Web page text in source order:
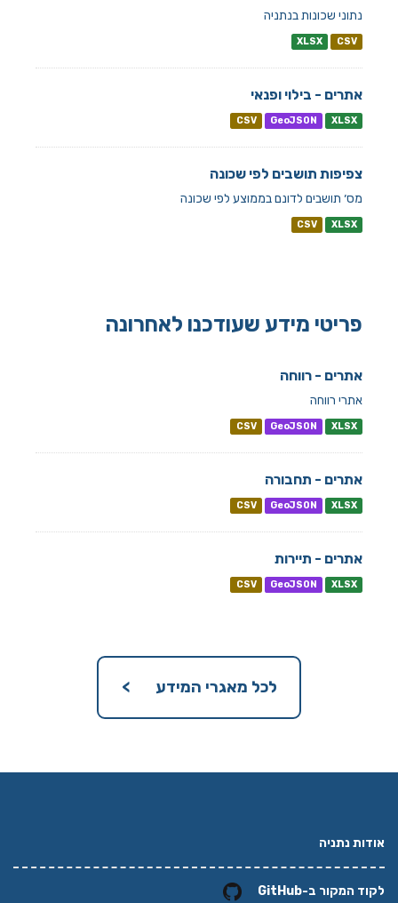
נתוני שכונות בנתניה
XLSX CSV
אתרים - בילוי ופנאי
CSV GeoJSON XLSX
צפיפות תושבים לפי שכונה
מס׳ תושבים לדונם בממוצע לפי שכונה
CSV XLSX
פריטי מידע שעודכנו לאחרונה
אתרים - רווחה
אתרי רווחה
CSV GeoJSON XLSX
אתרים - תחבורה
CSV GeoJSON XLSX
אתרים - תיירות
CSV GeoJSON XLSX
לכל מאגרי המידע >
אודות נתניה
לקוד המקור ב-GitHub